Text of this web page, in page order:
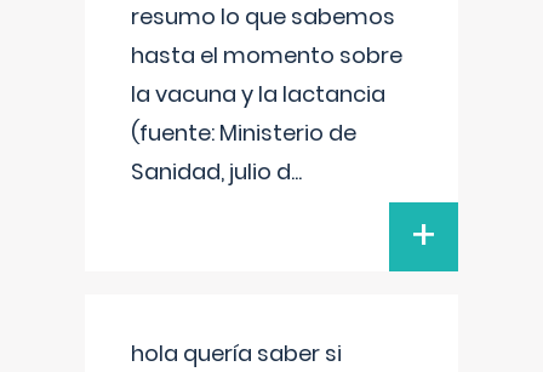
resumo lo que sabemos
hasta el momento sobre
la vacuna y la lactancia
(fuente: Ministerio de
Sanidad, julio d...
+
hola quería saber si